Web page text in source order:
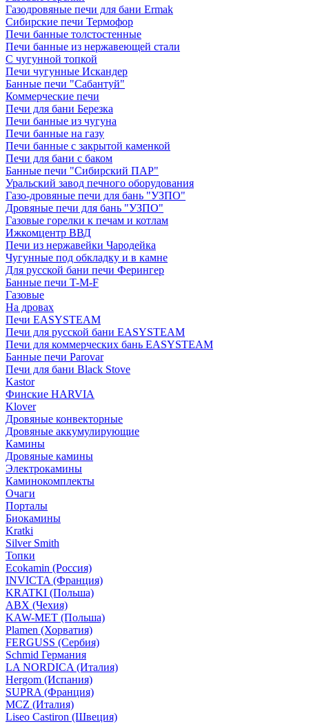
Газодровяные печи для бани Ermak
Сибирские печи Термофор
Печи банные толстостенные
Печи банные из нержавеющей стали
С чугунной топкой
Печи чугунные Искандер
Банные печи "Сабантуй"
Коммерческие печи
Печи для бани Березка
Печи банные из чугуна
Печи банные на газу
Печи банные с закрытой каменкой
Печи для бани с баком
Банные печи "Сибирский ПАР"
Уральский завод печного оборудования
Газо-дровяные печи для бань "УЗПО"
Дровяные печи для бань "УЗПО"
Газовые горелки к печам и котлам
Ижкомцентр ВВД
Печи из нержавейки Чародейка
Чугунные под обкладку и в камне
Для русской бани печи Ферингер
Банные печи T-M-F
Газовые
На дровах
Печи EASYSTEAM
Печи для русской бани EASYSTEAM
Печи для коммерческих бань EASYSTEAM
Банные печи Parovar
Печи для бани Black Stove
Kastor
Финские HARVIA
Klover
Дровяные конвекторные
Дровяные аккумулирующие
Камины
Дровяные камины
Электрокамины
Каминокомплекты
Очаги
Порталы
Биокамины
Kratki
Silver Smith
Топки
Ecokamin (Россия)
INVICTA (Франция)
KRATKI (Польша)
ABX (Чехия)
KAW-MET (Польша)
Plamen (Хорватия)
FERGUSS (Сербия)
Schmid Германия
LA NORDICA (Италия)
Hergom (Испания)
SUPRA (Франция)
MCZ (Италия)
Liseo Castiron (Швеция)